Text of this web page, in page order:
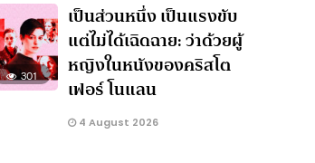
301
เป็นส่วนหนึ่ง เป็นแรงขับ
แต่ไม่ได้เฉิดฉาย: ว่าด้วยผู้
หญิงในหนังของคริสโต
เฟอร์ โนแลน
4 August 2026